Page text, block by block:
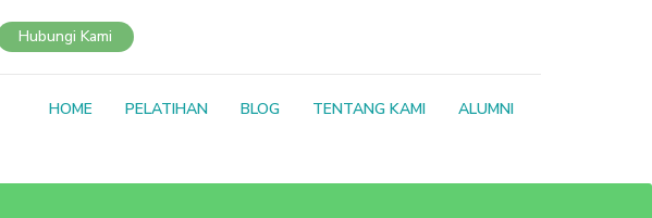
Hubungi Kami
HOME PELATIHAN BLOG TENTANG KAMI ALUMNI